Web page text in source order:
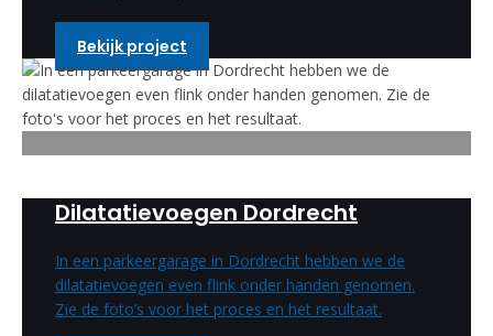
Bekijk project
Dilatatievoegen Dordrecht
In een parkeergarage in Dordrecht hebben we de
dilatatievoegen even flink onder handen genomen.
Zie de foto’s voor het proces en het resultaat.